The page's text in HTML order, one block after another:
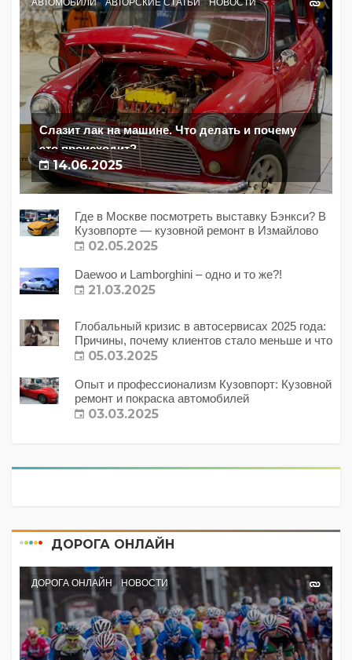
АВТОМОБИЛИ АВТОРСКИЕ СТАТЬИ НОВОСТИ
Слазит лак на машине. Что делать и почему
это происходит?
14.06.2025
Где в Москве посмотреть выставку Бэнкси? В
Кузовпорте — кузовной ремонт в Измайлово
02.05.2025
Daewoo и Lamborghini – одно и то же?!
21.03.2025
Глобальный кризис в автосервисах 2025 года:
Причины, почему клиентов стало меньше и что
с этим делать?
05.03.2025
Опыт и профессионализм Кузовпорт: Кузовной
ремонт и покраска автомобилей
03.03.2025
ДОРОГА ОНЛАЙН
ДОРОГА ОНЛАЙН НОВОСТИ